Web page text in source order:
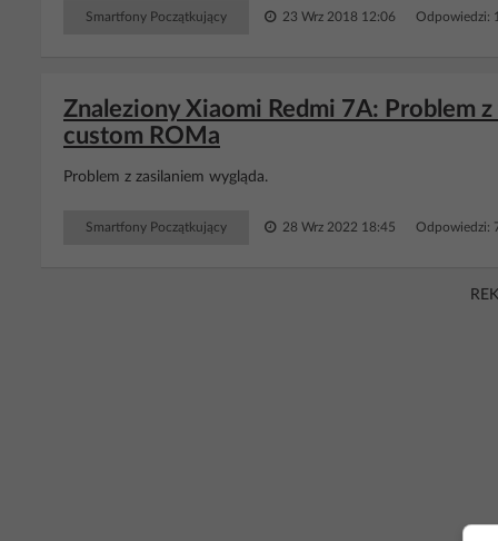
Smartfony Początkujący 23 Wrz 2018 12:06 Odpowiedzi:
Znaleziony Xiaomi Redmi 7A: Problem
custom ROMa
Problem z zasilaniem wygląda.
Smartfony Początkujący 28 Wrz 2022 18:45 Odpowiedzi: